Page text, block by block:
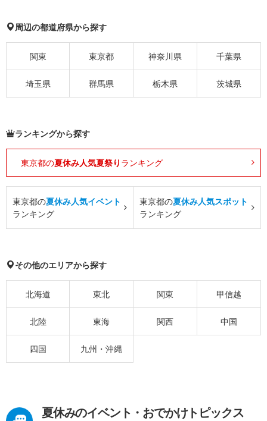
周辺の都道府県から探す
関東 東京都 神奈川県 千葉県
埼玉県 群馬県 栃木県 茨城県
ランキングから探す
東京都の夏休み人気夏祭り ランキング
東京都の夏休み人気イベント
ランキング
東京都の夏休み人気スポット
ランキング
その他のエリアから探す
北海道 東北 関東 甲信越
北陸 東海 関西 中国
四国 九州・沖縄
夏休みのイベント・おでかけトピックス